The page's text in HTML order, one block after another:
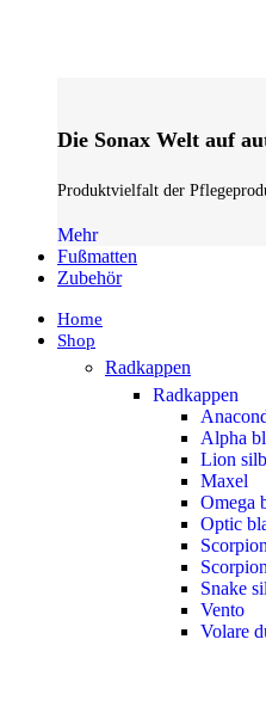
Die Sonax Welt auf
Produktvielfalt der
Mehr
Fußmatten
Zubehör
Home
Shop
Radkappen
Radkappen
Alpha
Lion
Maxel
Omega
Optic
Scorpion
Snake
Vento
Volare